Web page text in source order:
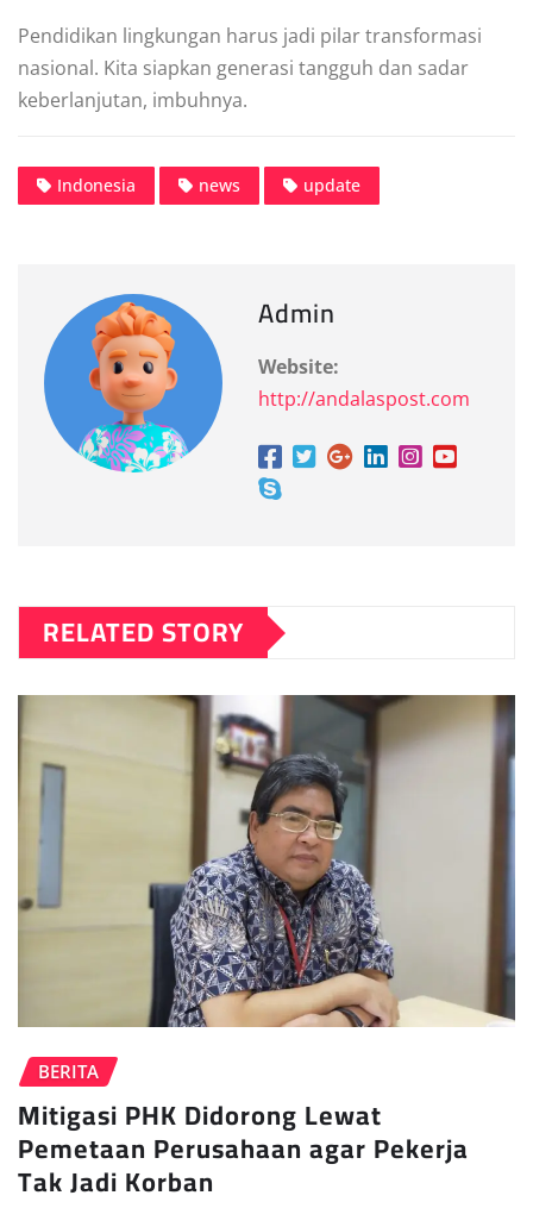
Pendidikan lingkungan harus jadi pilar transformasi
nasional. Kita siapkan generasi tangguh dan sadar
keberlanjutan, imbuhnya.
Indonesia news update
Admin
Website:
http://andalaspost.com
RELATED STORY
BERITA
Mitigasi PHK Didorong Lewat
Pemetaan Perusahaan agar Pekerja
Tak Jadi Korban